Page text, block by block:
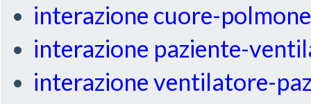
interazione cuore-polmone
interazione paziente-
interazione ventilatore-